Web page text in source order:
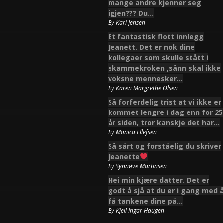
mange andre kjenner seg
igjen??? Du…
ByKari Jensen
Et fantastisk flott innlegg
Jeanett. Det er nok dine
kollegaer som skulle stått i
skammekroken ,sånn skal ikke
voksne mennesker…
ByKaren Margrethe Olsen
Så forferdelig trist at vi ikke er
kommet lengre i dag enn for 25
år siden, tror kanskje det har…
ByMonica Ellefsen
Så sårt og forståelig du skriver
Jeanette
BySynnøve Martinsen
Hei min kjære datter. Det er
godt å sjå at du er i gang med
få tankene dine på…
ByKjell Ingar Haugen